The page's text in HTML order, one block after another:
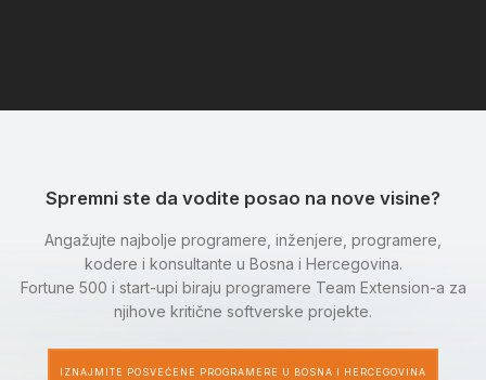
Spremni ste da vodite posao na nove visine?
Angažujte najbolje programere, inženjere, programere,
kodere i konsultante u Bosna i Hercegovina.
Fortune 500 i start-upi biraju programere Team Extension-a za
njihove kritične softverske projekte.
IZNAJMITE POSVEĆENE PROGRAMERE U BOSNA I HERCEGOVINA